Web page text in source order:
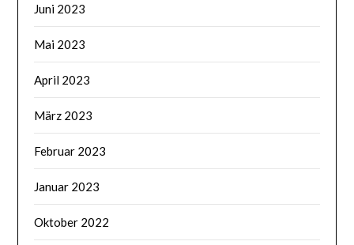
Juni 2023
Mai 2023
April 2023
März 2023
Februar 2023
Januar 2023
Oktober 2022